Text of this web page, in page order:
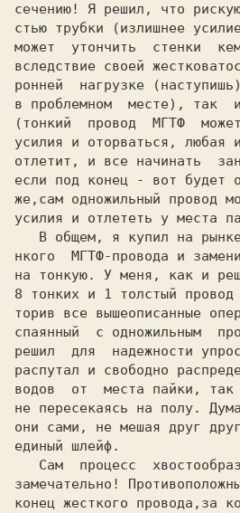
сечению! Я решил, что
стью трубки (излишнее
может  утончить  стенки
вследствие своей
ронней  нагрузке
в проблемном  месте), так
(тонкий  провод  МГТФ
усилия и оторваться, любая
отлетит, и все начинать
если под конец - вот будет
же,сам одножильный провод
усилия и отлететь у места
нкого  МГТФ-провода и
на тонкую. У меня, как и
8 тонких и 1 толстый
торив все вышеописанные
спаянный  с одножильным
решил  для  надежности
распутал и свободно
водов  от  места пайки, так
не пересекаясь на полу.
они сами, не мешая друг
единый шлейф.
замечательно!
конец жесткого провода,за